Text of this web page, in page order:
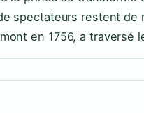
spectateurs restent de
en 1756, a traversé